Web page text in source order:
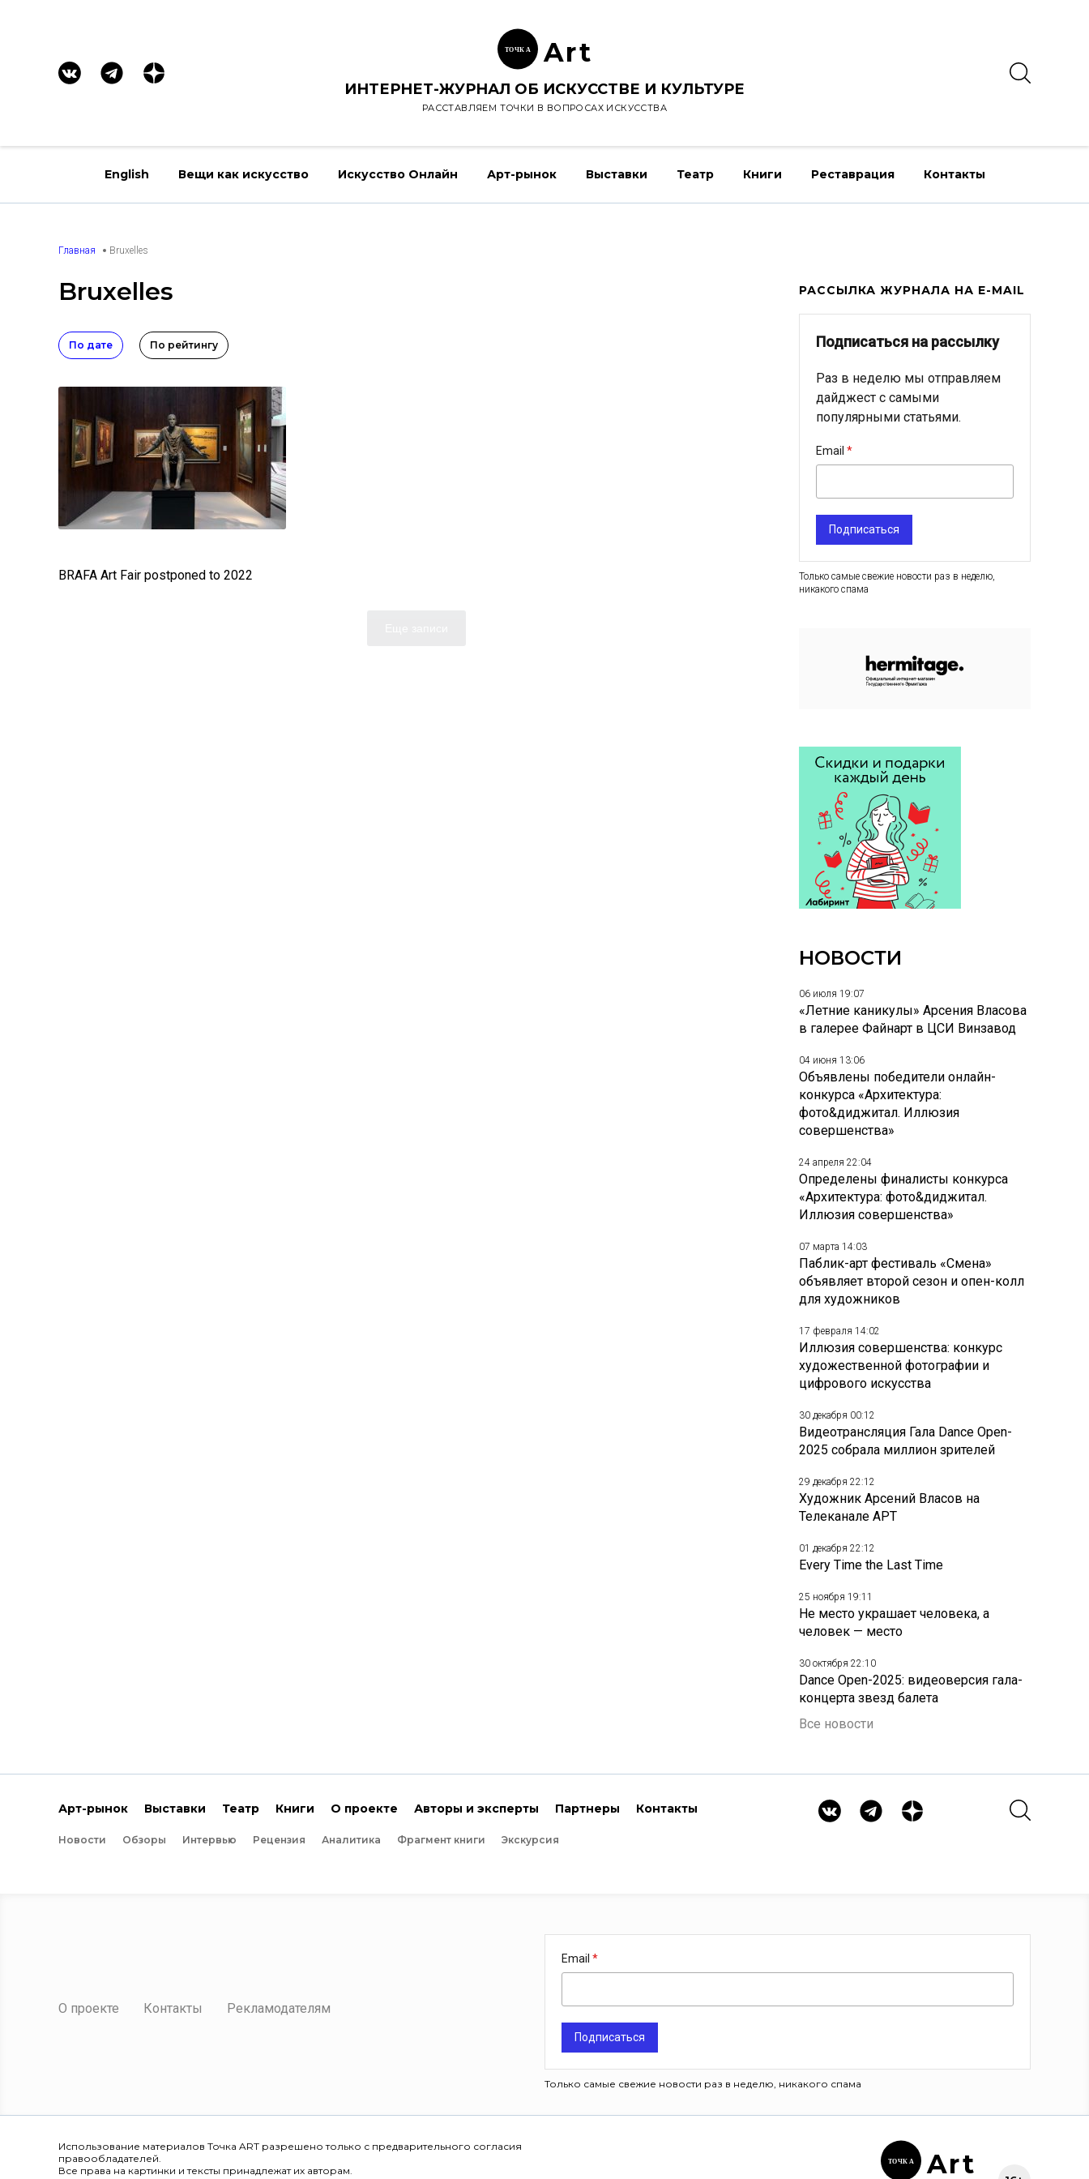
ТОЧК А Art
ИНТЕРНЕТ-ЖУРНАЛ ОБ ИСКУССТВЕ И КУЛЬТУРЕ
РАССТАВЛЯЕМ ТОЧКИ В ВОПРОСАХ ИСКУССТВА
English Вещи как искусство Искусство Онлайн Арт-рынок Выставки Театр Книги Реставрация Контакты
Главная Bruxelles
Bruxelles
По дате По рейтингу
BRAFA Art Fair postponed to 2022
РАССЫЛКА ЖУРНАЛА НА E-MAIL
Подписаться на рассылку
Раз в неделю мы отправляем
дайджест с самыми
популярными статьями.
Email
Подписаться
Только самые свежие новости раз в неделю,
никакого спама
НОВОСТИ
06 июля 19:07
«Летние каникулы» Арсения Власова
в галерее Файнарт в ЦСИ Винзавод
04 июня 13:06
Объявлены победители онлайн-
конкурса «Архитектура:
фото&диджитал. Иллюзия
совершенства»
24 апреля 22:04
Определены финалисты конкурса
«Архитектура: фото&диджитал.
Иллюзия совершенства»
07 марта 14:03
Паблик-арт фестиваль «Смена»
объявляет второй сезон и опен-колл
для художников
17 февраля 14:02
Иллюзия совершенства: конкурс
художественной фотографии и
цифрового искусства
30 декабря 00:12
Видеотрансляция Гала Dance Open-
2025 собрала миллион зрителей
29 декабря 22:12
Художник Арсений Власов на
Телеканале АРТ
01 декабря 22:12
Every Time the Last Time
25 ноября 19:11
Не место украшает человека, а
человек — место
30 октября 22:10
Dance Open-2025: видеоверсия гала-
концерта звезд балета
Все новости
Арт-рынок Выставки Театр Книги О проекте Авторы и эксперты Партнеры Контакты
Новости Обзоры Интервью Рецензия Аналитика Фрагмент книги Экскурсия
О проекте Контакты Рекламодателям
Email
Подписаться
Только самые свежие новости раз в неделю, никакого спама
Использование материалов Точка ART разрешено только с предварительного согласия
правообладателей.
Все права на картинки и тексты принадлежат их авторам.
ТОЧК А Art